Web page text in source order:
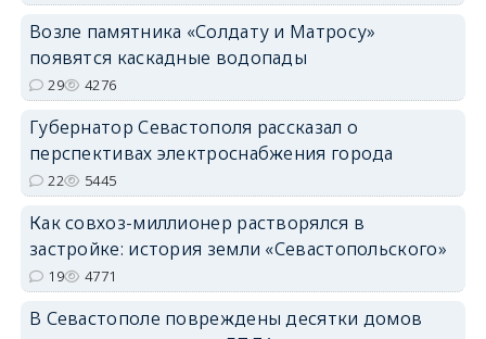
Возле памятника «Солдату и Матросу»
появятся каскадные водопады
29 4276
Губернатор Севастополя рассказал о
перспективах электроснабжения города
22 5445
Как совхоз-миллионер растворялся в
застройке: история земли «Севастопольского»
19 4771
В Севастополе повреждены десятки домов